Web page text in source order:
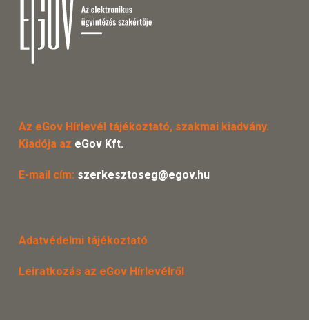
Az eGov Hírlevél tájékoztató, szakmai kiadvány.
Kiadója az eGov Kft.
E-mail cím: szerkesztoseg@egov.hu
Adatvédelmi tájékoztató
Leiratkozás az eGov Hírlevélről